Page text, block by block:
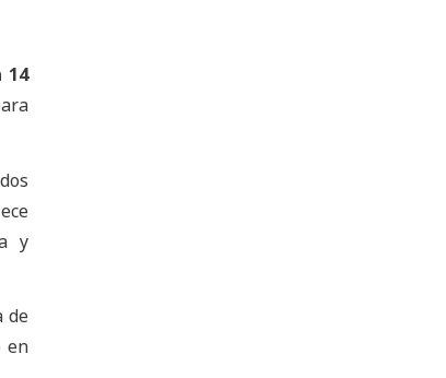
14
y
de
en